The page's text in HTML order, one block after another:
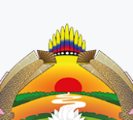
Ir al sitio web